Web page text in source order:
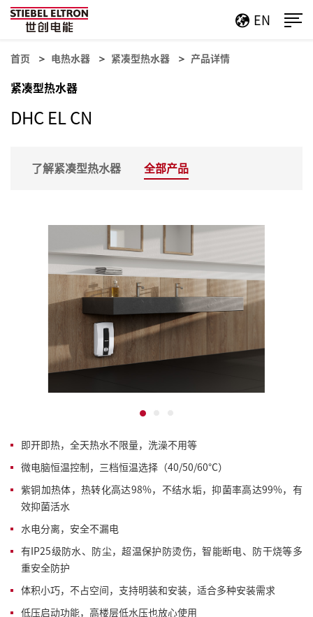
EN
首页 电热水器 紧凑型热水器 产品详情
紧凑型热水器
DHC EL CN
了解紧凑型热水器 全部产品
即开即热，全天热水不限量，洗澡不用等
微电脑恒温控制，三档恒温选择（40/50/60°C）
紫铜加热体，热转化高达98%，不结水垢，抑菌率高达99%，有
效抑菌活水
水电分离，安全不漏电
有IP25级防水 、 防尘 ，超温保护防烫伤，智能断电、
防干烧等多
重安全防护
体积小巧，不占空间，支持明装和安装，适合多种安装需求
低压启动功能， 高楼层低水压也放心使用